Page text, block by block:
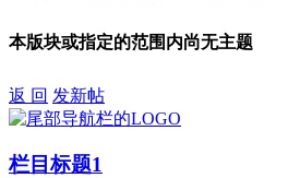
本版块或指定的范围内尚无主题
返 回 发新帖
栏目标题1